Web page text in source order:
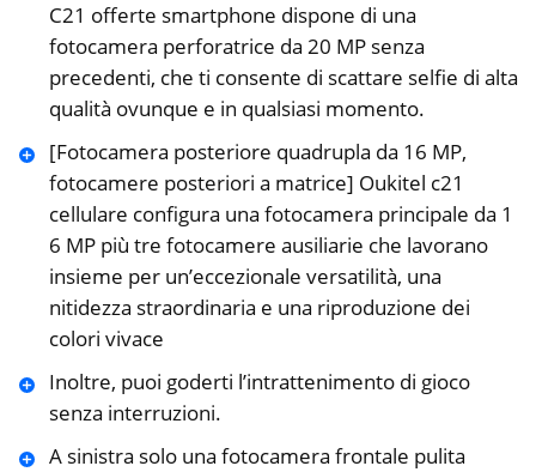
C21 offerte smartphone dispone di una
fotocamera perforatrice da 20 MP senza
precedenti, che ti consente di scattare selfie di alta
qualità ovunque e in qualsiasi momento.
[Fotocamera posteriore quadrupla da 16 MP,
fotocamere posteriori a matrice] Oukitel c21
cellulare configura una fotocamera principale da 1
6 MP più tre fotocamere ausiliarie che lavorano
insieme per un’eccezionale versatilità, una
nitidezza straordinaria e una riproduzione dei
colori vivace
Inoltre, puoi goderti l’intrattenimento di gioco
senza interruzioni.
A sinistra solo una fotocamera frontale pulita